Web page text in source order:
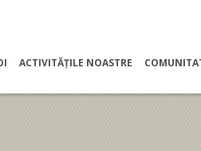
ACTIVITĂȚILE NOASTRE